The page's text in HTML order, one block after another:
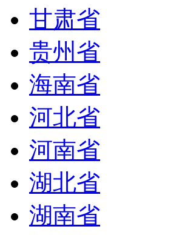
甘肃省
贵州省
海南省
河北省
河南省
湖北省
湖南省